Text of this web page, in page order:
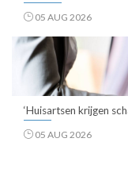
05 AUG 2026
‘Huisartsen krijgen
05 AUG 2026